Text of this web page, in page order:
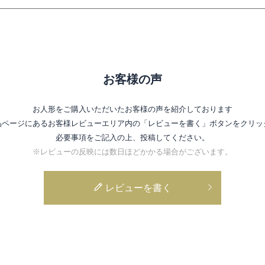
お客様の声
お人形をご購入いただいたお客様の声を紹介しております
ージにあるお客様レビューエリア内の 「レビューを書く」ボタンをクリ
必要事項をご記入の上、投稿してください。
※レビューの反映には数日ほどかかる場合がございます。
レビューを書く